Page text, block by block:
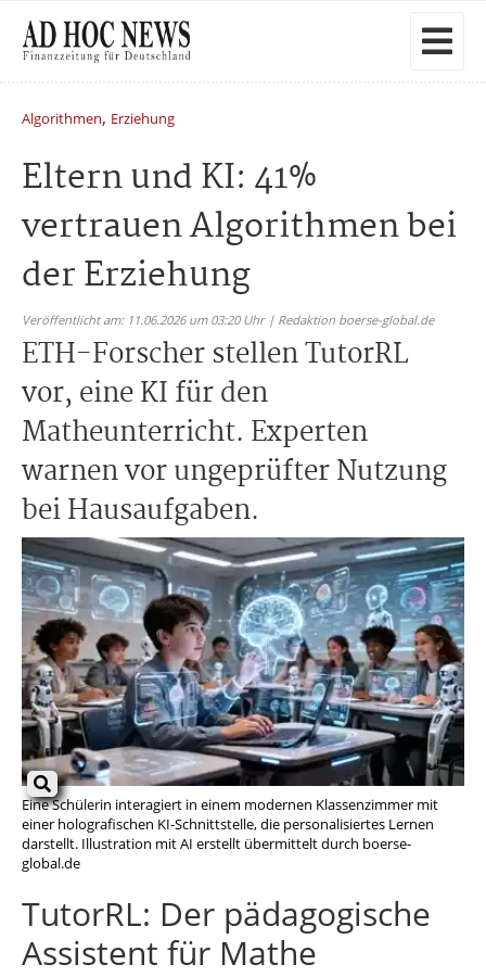
Algorithmen, Erziehung
Eltern und KI: 41%
vertrauen Algorithmen bei
der Erziehung
Veröffentlicht am: 11.06.2026 um 03:20 Uhr | Redaktion boerse-global.de
ETH-Forscher stellen TutorRL
vor, eine KI für den
Matheunterricht. Experten
warnen vor ungeprüfter Nutzung
bei Hausaufgaben.
Eine Schülerin interagiert in einem modernen Klassenzimmer mit
einer holografischen KI-Schnittstelle, die personalisiertes Lernen
darstellt. Illustration mit AI erstellt übermittelt durch boerse-
global.de
TutorRL: Der pädagogische
Assistent für Mathe